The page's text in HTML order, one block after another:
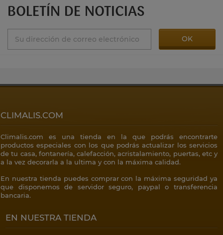
BOLETÍN DE NOTICIAS
CLIMALIS.COM
Climalis.com es una tienda en la que podrás encontrarte
productos especiales con los que podrás actualizar los servicios
de tu casa, fontanería, calefacción, acristalamiento, puertas, etc y
a la vez decorarla a la ultima y con la máxima calidad.
En nuestra tienda puedes comprar con la máxima seguridad ya
que disponemos de servidor seguro, paypal o transferencia
bancaria.
EN NUESTRA TIENDA